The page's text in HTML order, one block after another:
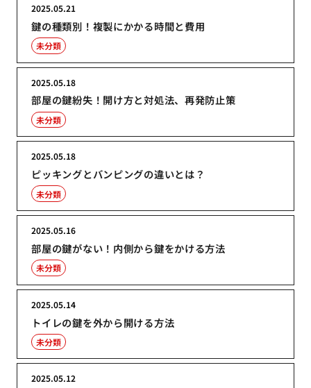
鍵の種類別！複製にかかる時間と費用
2025.05.21
未分類
部屋の鍵紛失！開け方と対処法、再発防止策
2025.05.18
未分類
ピッキングとバンピングの違いとは？
2025.05.18
未分類
部屋の鍵がない！内側から鍵をかける方法
2025.05.16
未分類
トイレの鍵を外から開ける方法
2025.05.14
未分類
2025.05.12